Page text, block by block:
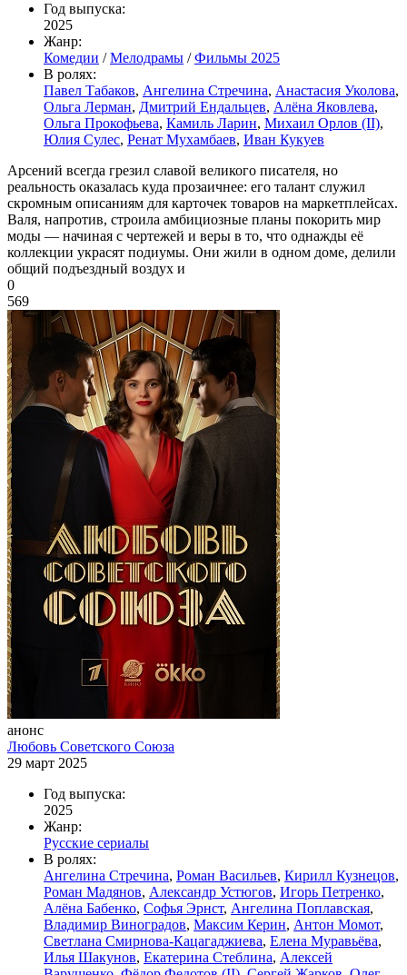
Год выпуска:
2025
Жанр:
Комедии /Мелодрамы /Фильмы 2025
В ролях:
Павел Табаков, Ангелина Стречина, Анастасия Уколова,
Ольга Лерман, Дмитрий Ендальцев, Алёна Яковлева,
Ольга Прокофьева, Камиль Ларин, Михаил Орлов (II),
Юлия Сулес, Ренат Мухамбаев, Иван Кукуев
Арсений всегда грезил славой великого писателя, но
реальность оказалась куда прозаичнее: его талант служил
скромным описаниям для карточек товаров на маркетплейсах.
Валя, напротив, строила амбициозные планы покорить мир
моды — начиная с чертежей и веры в то, что однажды её
коллекции украсят подиумы. Они жили в одном доме, делили
общий подъездный воздух и
0
569
анонс
Любовь Советского Союза
29 март 2025
Год выпуска:
2025
Жанр:
Русские сериалы
В ролях:
Ангелина Стречина, Роман Васильев, Кирилл Кузнецов,
Роман Мадянов, Александр Устюгов, Игорь Петренко,
Алёна Бабенко, Софья Эрнст, Ангелина Поплавская,
Владимир Виноградов, Максим Керин, Антон Момот,
Светлана Смирнова-Кацагаджиева, Елена Муравьёва,
Илья Шакунов, Екатерина Стеблина, Алексей